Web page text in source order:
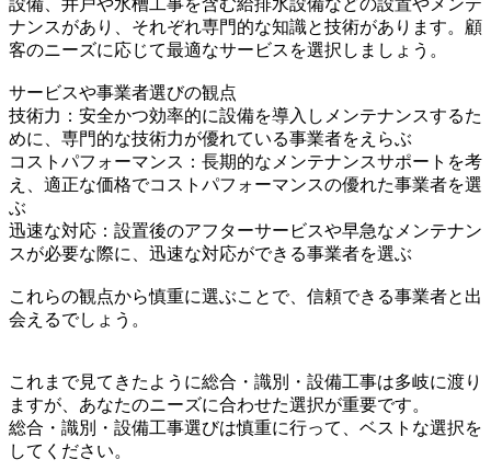
ナンスがあり、それぞれ専門的な知識と技術があります。顧
客のニーズに応じて最適なサービスを選択しましょう。
サービスや事業者選びの観点
技術力：安全かつ効率的に設備を導入しメンテナンスするた
めに、専門的な技術力が優れている事業者をえらぶ
コストパフォーマンス：長期的なメンテナンスサポートを考
え、適正な価格でコストパフォーマンスの優れた事業者を選
ぶ
迅速な対応：設置後のアフターサービスや早急なメンテナン
スが必要な際に、迅速な対応ができる事業者を選ぶ
これらの観点から慎重に選ぶことで、信頼できる事業者と出
会えるでしょう。
これまで見てきたように総合・識別・設備工事は多岐に渡り
ますが、あなたのニーズに合わせた選択が重要です。
総合・識別・設備工事選びは慎重に行って、ベストな選択を
してください。